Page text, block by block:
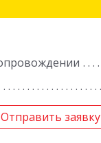
Отправить заявку
Отправить заявку